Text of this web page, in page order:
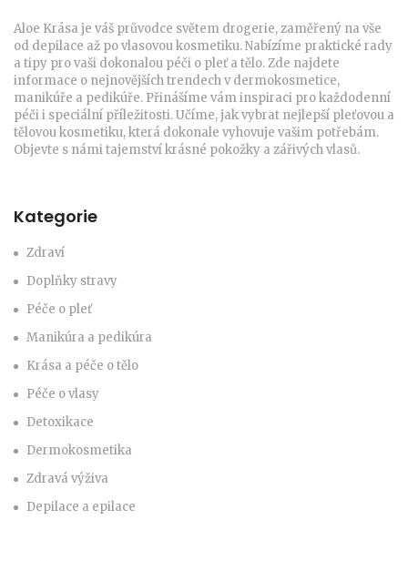
Aloe Krása je váš průvodce světem drogerie, zaměřený na vše
od depilace až po vlasovou kosmetiku. Nabízíme praktické rady
a tipy pro vaši dokonalou péči o pleť a tělo. Zde najdete
informace o nejnovějších trendech v dermokosmetice,
manikúře a pedikúře. Přinášíme vám inspiraci pro každodenní
péči i speciální příležitosti. Učíme, jak vybrat nejlepší pleťovou a
tělovou kosmetiku, která dokonale vyhovuje vašim potřebám.
Objevte s námi tajemství krásné pokožky a zářivých vlasů.
Kategorie
Zdraví
Doplňky stravy
Péče o pleť
Manikúra a pedikúra
Krása a péče o tělo
Péče o vlasy
Detoxikace
Dermokosmetika
Zdravá výživa
Depilace a epilace